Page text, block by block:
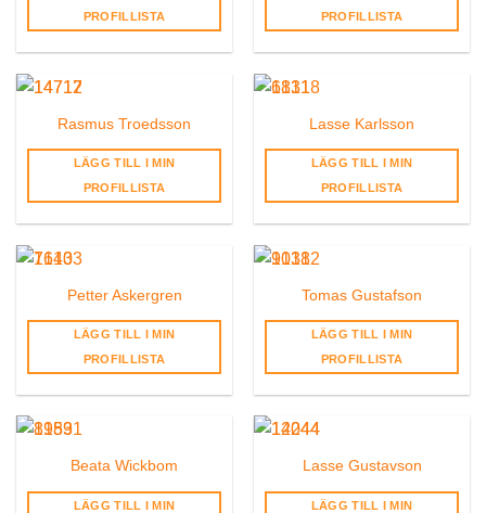
PROFILLISTA
PROFILLISTA
Rasmus Troedsson
LÄGG TILL I MIN
PROFILLISTA
Lasse Karlsson
LÄGG TILL I MIN
PROFILLISTA
Petter Askergren
LÄGG TILL I MIN
PROFILLISTA
Tomas Gustafson
LÄGG TILL I MIN
PROFILLISTA
Beata Wickbom
LÄGG TILL I MIN
Lasse Gustavson
LÄGG TILL I MIN